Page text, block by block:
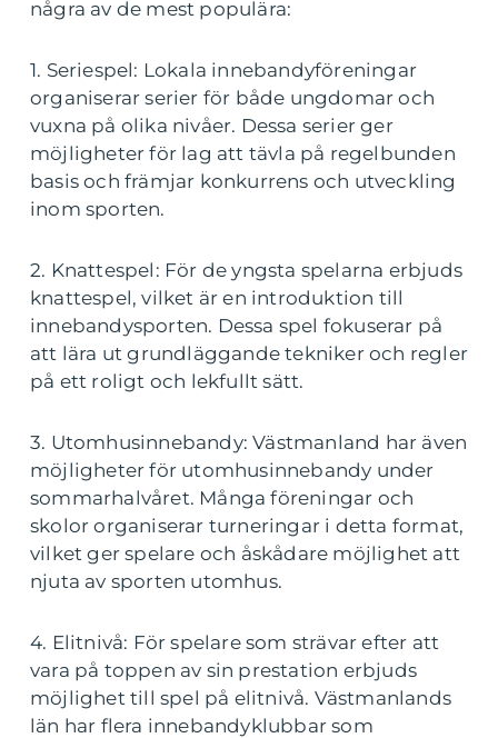
några av de mest populära:
1. Seriespel: Lokala innebandyföreningar
organiserar serier för både ungdomar och
vuxna på olika nivåer. Dessa serier ger
möjligheter för lag att tävla på regelbunden
basis och främjar konkurrens och utveckling
inom sporten.
2. Knattespel: För de yngsta spelarna erbjuds
knattespel, vilket är en introduktion till
innebandysporten. Dessa spel fokuserar på
att lära ut grundläggande tekniker och regler
på ett roligt och lekfullt sätt.
3. Utomhusinnebandy: Västmanland har även
möjligheter för utomhusinnebandy under
sommarhalvåret. Många föreningar och
skolor organiserar turneringar i detta format,
vilket ger spelare och åskådare möjlighet att
njuta av sporten utomhus.
4. Elitnivå: För spelare som strävar efter att
vara på toppen av sin prestation erbjuds
möjlighet till spel på elitnivå. Västmanlands
län har flera innebandyklubbar som